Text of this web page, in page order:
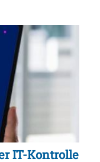
IT-Kontrolle